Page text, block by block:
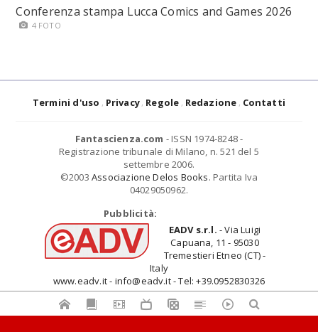
Conferenza stampa Lucca Comics and Games 2026
4 FOTO
Termini d'uso Privacy Regole Redazione Contatti
Fantascienza.com - ISSN 1974-8248 -
Registrazione tribunale di Milano, n. 521 del 5
settembre 2006.
©2003 Associazione Delos Books. Partita Iva
04029050962.
Pubblicità:
EADV s.r.l. - Via Luigi
Capuana, 11 - 95030
Tremestieri Etneo (CT) -
Italy
www.eadv.it - info@eadv.it - Tel: +39.0952830326